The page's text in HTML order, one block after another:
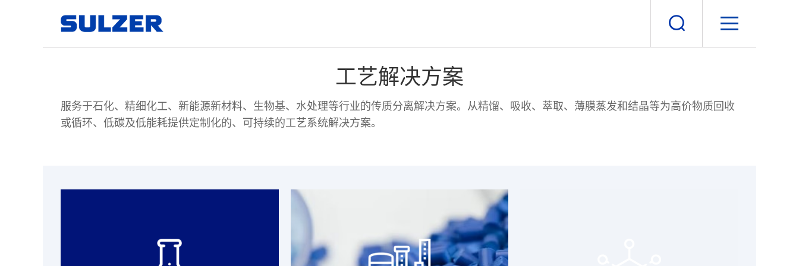
工艺解决方案
服务于石化、精细化工、新能源新材料、生物基、水处理等行业的传质分离解决方案。从精馏、吸收、萃取、薄膜蒸发和结晶等为高价物质回收
或循环、低碳及低能耗提供定制化的、可持续的工艺系统解决方案。